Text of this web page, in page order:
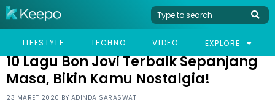
LIFESTYLE TECHNO VIDEO EXPLORE
HOME CELEB
10 LAGU BON JOVI TERBAIK SEPANJANG MASA, BIKIN KAMU
10 Lagu Bon Jovi Terbaik Sepanjang
Masa, Bikin Kamu Nostalgia!
23 MARET 2020 BY ADINDA SARASWATI